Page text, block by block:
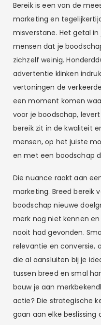
Bereik is een van de
marketing en
misverstane. Het getal
mensen dat je
zichzelf weinig.
advertentie klinken
vertoningen de
een moment komen
voor je boodschap,
bereik zit in de kwaliteit
mensen, op het juiste
en met een boodschap
Die nuance raakt aan
marketing. Breed bereik
boodschap nieuwe
merk nog niet kennen
nooit had gevonden.
relevantie en conversie,
die al aansluiten bij je
tussen breed en smal
bouw je aan
actie? Die strategische
gaan aan elke